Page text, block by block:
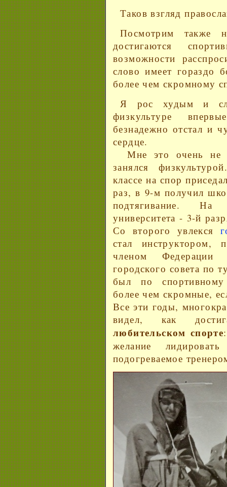
Таков взгляд
Посмотрим также
достигаются
возможности
слово имеет гораздо
более чем скромному
Я рос худым и
физкультуре
безнадежно отстал и
сердце.
Мне это очень не
занялся
классе на спор
раз, в 9-м получил
подтягивание.
университета - 3-й
Со второго увлекся
стал инструктором,
членом Федерации
городского совета по
был по спортивному
более чем скромные,
Все эти годы,
видел, как
любительском спорте
желание
подогреваемое